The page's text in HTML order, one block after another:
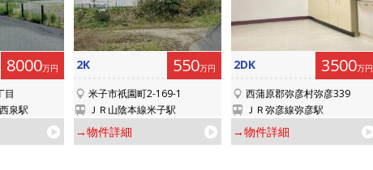
8000万円
目
泉駅
NEW
550万円
2K
米子市祇園町2-169-1
ＪＲ山陰本線米子駅
→物件詳細
3500万円
2DK
西蒲原郡弥彦村弥彦339
ＪＲ弥彦線弥彦駅
→物件詳細